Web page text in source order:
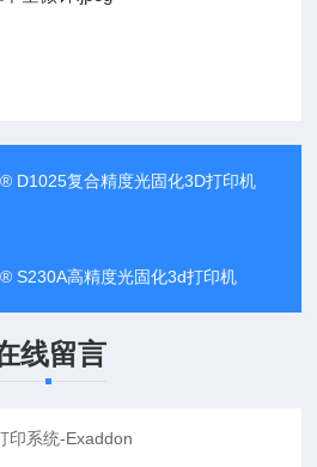
D1025复合精度光固化3D打印机
S230A高精度光固化3d打印机
线留言